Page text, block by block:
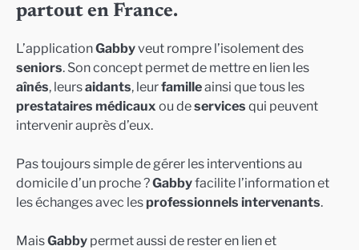
partout en France.
L’applicationGabbyveut rompre l’isolement des
seniors. Son concept permet de mettre en lien les
aînés, leursaidants, leurfamilleainsi que tous les
prestataires médicaux ou deservices qui peuvent
intervenir auprès d’eux.
Pas toujours simple de gérer les interventions au
domicile d’un proche ?Gabbyfacilite l’information et
les échanges avec les professionnels intervenants.
MaisGabby permet aussi de rester en lien et